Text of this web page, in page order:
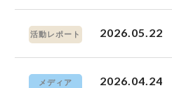
活動レポート 2026.05.22
メディア 2026.04.24